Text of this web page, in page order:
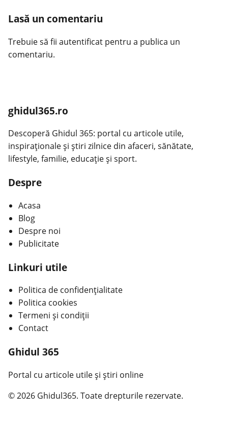
Lasă un comentariu
Trebuie să fii autentificat pentru a publica un
comentariu.
ghidul365.ro
Descoperă Ghidul 365: portal cu articole utile,
inspiraționale și știri zilnice din afaceri, sănătate,
lifestyle, familie, educație și sport.
Despre
Acasa
Blog
Despre noi
Publicitate
Linkuri utile
Politica de confidențialitate
Politica cookies
Termeni și condiții
Contact
Ghidul 365
Portal cu articole utile și știri online
© 2026 Ghidul365. Toate drepturile rezervate.